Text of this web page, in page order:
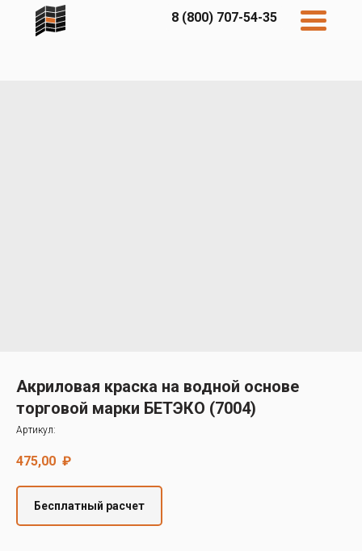
8 (800) 707-54-35
Cedral
Акриловая краска на водной основе
торговой марки БЕТЭКО (7004)
Артикул:
475,00 ₽
Бесплатный расчет